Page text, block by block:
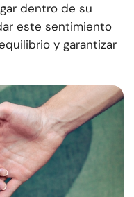
dentro de su
este sentimiento
y garantizar